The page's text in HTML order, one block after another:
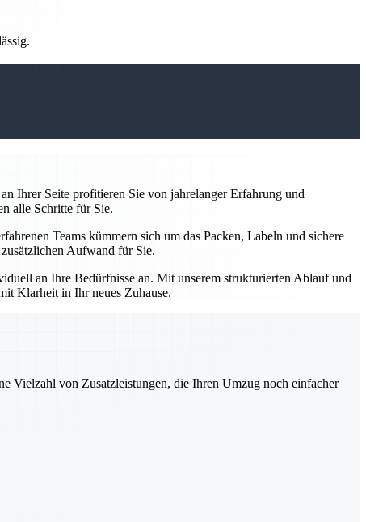
Ihrer Seite profitieren Sie von jahrelanger Erfahrung und
alle Schritte für Sie.
Teams kümmern sich um das Packen, Labeln und sichere
Aufwand für Sie.
an Ihre Bedürfnisse an. Mit unserem strukturierten Ablauf und
Klarheit in Ihr neues Zuhause.
Vielzahl von Zusatzleistungen, die Ihren Umzug noch einfacher